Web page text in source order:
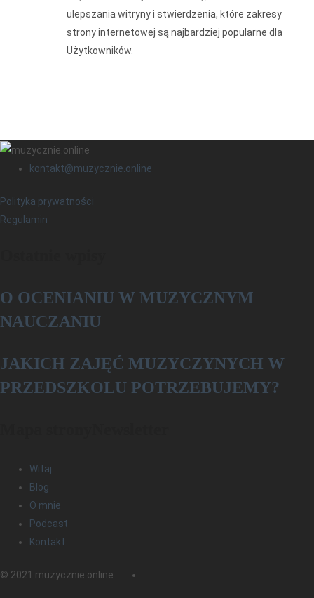
ulepszania witryny i stwierdzenia, które zakresy
strony internetowej są najbardziej popularne dla
Użytkowników.
kontakt@muzycznie.online
Polityka prywatności
Regulamin
O OCENIANIU W MUZYCZNYM
NAUCZANIU
­­JAKICH ZAJĘĆ MUZYCZYNYCH W
PRZEDSZKOLU POTRZEBUJEMY?
Witaj
Blog
O mnie
Podcast
Kontakt
© 2021 muzycznie.online